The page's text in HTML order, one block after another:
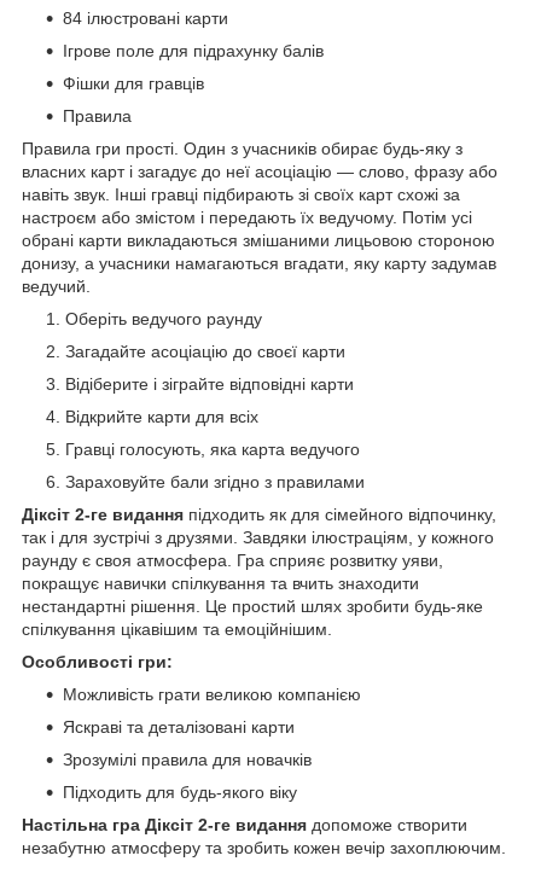
84 ілюстровані карти
Ігрове поле для підрахунку балів
Фішки для гравців
Правила
Правила гри прості. Один з учасників обирає будь-яку з
власних карт і загадує до неї асоціацію — слово, фразу або
навіть звук. Інші гравці підбирають зі своїх карт схожі за
настроєм або змістом і передають їх ведучому. Потім усі
обрані карти викладаються змішаними лицьовою стороною
донизу, а учасники намагаються вгадати, яку карту задумав
ведучий.
Оберіть ведучого раунду
Загадайте асоціацію до своєї карти
Відіберите і зіграйте відповідні карти
Відкрийте карти для всіх
Гравці голосують, яка карта ведучого
Зараховуйте бали згідно з правилами
Діксіт 2-ге видання підходить як для сімейного відпочинку,
так і для зустрічі з друзями. Завдяки ілюстраціям, у кожного
раунду є своя атмосфера. Гра сприяє розвитку уяви,
покращує навички спілкування та вчить знаходити
нестандартні рішення. Це простий шлях зробити будь-яке
спілкування цікавішим та емоційнішим.
Особливості гри:
Можливість грати великою компанією
Яскраві та деталізовані карти
Зрозумілі правила для новачків
Підходить для будь-якого віку
Настільна гра Діксіт 2-ге видання допоможе створити
незабутню атмосферу та зробить кожен вечір захоплюючим.